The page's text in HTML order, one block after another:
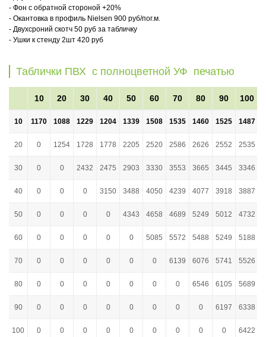
- Фон с обратной стороной +20%
- Окантовка в профиль Nielsen 900 руб/пог.м.
- Двухсроний скотч 50 руб за табличку
- Ушки к стенду 2шт 420 руб
Таблички ПВХ с полноцветной УФ печатью
10 20 30 40 50 60 70 80 90 100
10 1170 1088 1229 1204 1339 1508 1535 1460 1525 1487
20 0 1254 1728 1778 2205 2520 2586 2626 2552 2535
30 0 0 2432 2475 2903 3330 3553 3665 3445 3346
40 0 0 0 3150 3488 4050 4239 4077 3918 3887
50 0 0 0 0 4343 4658 4689 5249 5012 4732
60 0 0 0 0 0 5085 5572 5488 5249 5188
70 0 0 0 0 0 0 6139 6076 5741 5526
80 0 0 0 0 0 0 0 6546 6105 5689
90 0 0 0 0 0 0 0 0 6197 6338
100 0 0 0 0 0 0 0 0 0 6422